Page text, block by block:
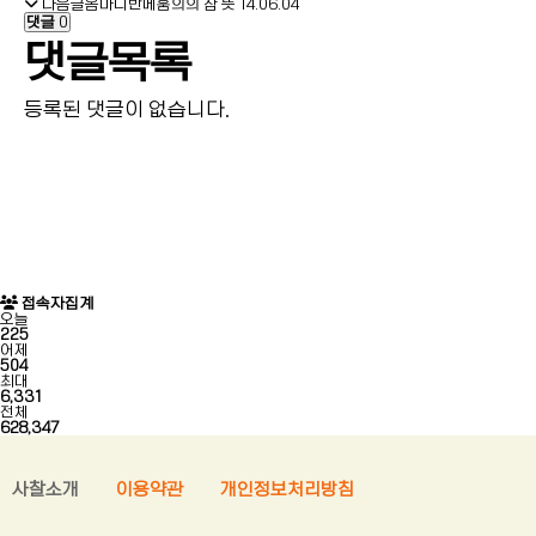
다음글옴마니반메훔의의 참 뜻
14.06.04
댓글 0
댓글목록
등록된 댓글이 없습니다.
접속자집계
오늘
225
어제
504
최대
6,331
전체
628,347
사찰소개 이용약관 개인정보처리방침